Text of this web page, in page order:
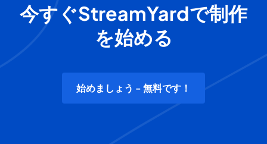
今すぐStreamYardで制作
を始める
始めましょう - 無料です！